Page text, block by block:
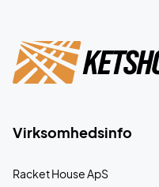
Virksomhedsinfo
Racket House ApS